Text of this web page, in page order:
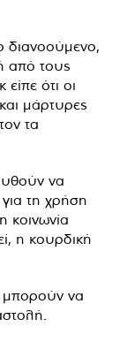
διανοούμενο,
από τους
ότι οι
μάρτυρες
τα
να
τη χρήση
κοινωνία
η κουρδική
μπορούν να